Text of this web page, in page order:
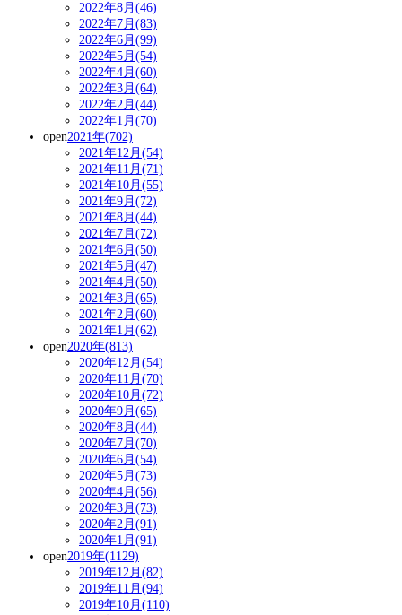
2022年8月(46)
2022年7月(83)
2022年6月(99)
2022年5月(54)
2022年4月(60)
2022年3月(64)
2022年2月(44)
2022年1月(70)
open2021年(702)
2021年12月(54)
2021年11月(71)
2021年10月(55)
2021年9月(72)
2021年8月(44)
2021年7月(72)
2021年6月(50)
2021年5月(47)
2021年4月(50)
2021年3月(65)
2021年2月(60)
2021年1月(62)
open2020年(813)
2020年12月(54)
2020年11月(70)
2020年10月(72)
2020年9月(65)
2020年8月(44)
2020年7月(70)
2020年6月(54)
2020年5月(73)
2020年4月(56)
2020年3月(73)
2020年2月(91)
2020年1月(91)
open2019年(1129)
2019年12月(82)
2019年11月(94)
2019年10月(110)